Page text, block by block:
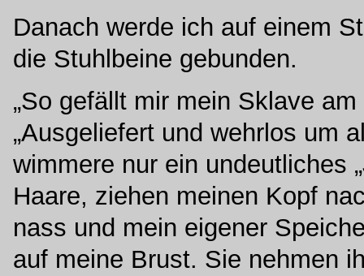
Danach werde ich auf einem
die Stuhlbeine gebunden.
„So gefällt mir mein Sklave
„Ausgeliefert und wehrlos um
wimmere nur ein undeutliches
Haare, ziehen meinen Kopf
nass und mein eigener
auf meine Brust. Sie nehmen